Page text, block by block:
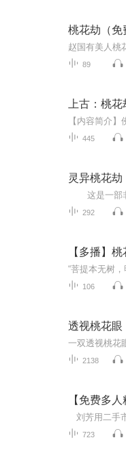
桃花劫（免
89
上古：桃
445
灵异桃花劫
292
【多播】
106
透视桃花眼
2138
【免费多
723